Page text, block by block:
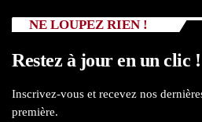
NE LOUPEZ RIEN !
Restez à jour en un clic !
Inscrivez-vous et recevez nos
première.